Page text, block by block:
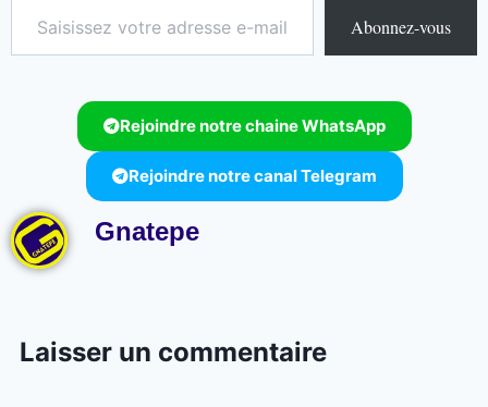
Abonnez-vous
Rejoindre notre chaine WhatsApp
Rejoindre notre canal Telegram
Gnatepe
Laisser un commentaire